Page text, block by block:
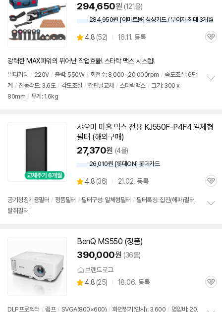
294,650원 (121몰)
284,950원 [이마트몰] 삼성카드 / 무이자 최대 3개월
별
4.8 (상
리
52) 16.11. 등록
관
강력한 MAX파워의 뛰어난 작업효율! 스타락 맥스 시스템!
멀티커터 / 220V / 출력: 550W / 회전수: 8,000~20,000rpm / 속도조절: 6단
계 / 진동각도: 3.6도 / 각도조절 / 간편날교체 / 스타락맥스 / 크기: 300 x
80mm / 무게: 1.6kg
기
샤오미 미홀 믹스 전용 KJ550F-P4F4 일체형
필터 (해외구매)
27,370원 (4몰)
26,010원 [롯데ON] 롯데카드
별
점
4.8 (상
리
36) 21.02. 등록
관
공기청정기용필터 / 정품필터 / 필터구성: 일체형필터 / 필터특징: 집진(헤파)필터,
탈취필터
BenQ MS550 (정품)
390,000원 (36몰)
브랜드로그
별
4.8 (상
25) 18.06. 등록
관
DLP프로젝터 / 램프 / SVGA(800×600) / 화면밝기(안시): 3,600 / 명암비: 20,
세부정보 열기/접기